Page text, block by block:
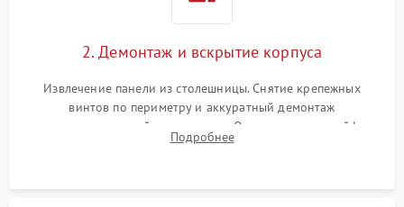
2. Демонтаж и вскрытие корпуса
Извлечение панели из столешницы. Снятие крепежных
винтов по периметру и аккуратный демонтаж
стеклокерамической поверхности. Отсоединение шлейфов
сенсорного блока для доступа к силовым платам, катушкам
Подробнее